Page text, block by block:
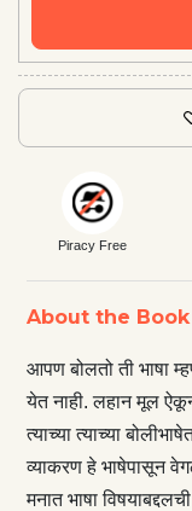
Piracy Free
About the Book
आपण बोलतो ती भाषा
येत नाही. लहान मूल
त्याच्या त्याच्या
व्याकरण हे भाषेपासून
मनात भाषा